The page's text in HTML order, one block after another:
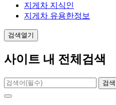
지게차 지식인
지게차 유용한정보
검색열기
사이트 내 전체검색
검색